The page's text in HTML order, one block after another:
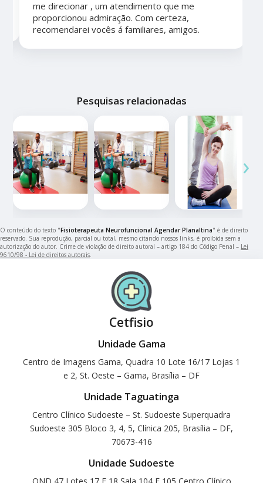
me direcionar , um atendimento que me
proporcionou admiração. Com certeza,
recomendarei vocês á familiares, amigos.
Pesquisas relacionadas
‹ ›
O conteúdo do texto "Fisioterapeuta Neurofuncional Agendar Planaltina" é de direito
reservado. Sua reprodução, parcial ou total, mesmo citando nossos links, é proibida sem a
autorização do autor. Crime de violação de direito autoral – artigo 184 do Código Penal – Lei
9610/98 - Lei de direitos autorais.
Cetfisio
Unidade Gama
Centro de Imagens Gama, Quadra 10 Lote 16/17 Lojas 1
e 2, St. Oeste – Gama, Brasília – DF
Unidade Taguatinga
Centro Clínico Sudoeste – St. Sudoeste Superquadra
Sudoeste 305 Bloco 3, 4, 5, Clínica 205, Brasília – DF,
70673-416
Unidade Sudoeste